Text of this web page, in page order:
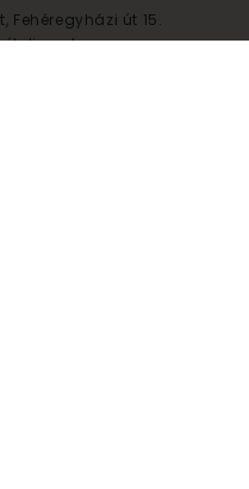
Fehéregyházi út 15.
pont